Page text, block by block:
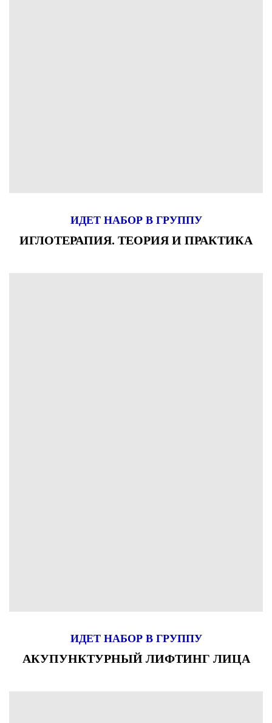
ИДЕТ НАБОР В ГРУППУ
ИГЛОТЕРАПИЯ. ТЕОРИЯ И ПРАКТИКА
ИДЕТ НАБОР В ГРУППУ
АКУПУНКТУРНЫЙ ЛИФТИНГ ЛИЦА